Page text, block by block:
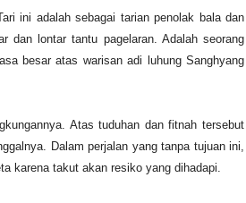
ini adalah sebagai tarian penolak bala dan
dan lontar tantu pagelaran. Adalah seorang
besar atas warisan adi luhung Sanghyang
Atas tuduhan dan fitnah tersebut
Dalam perjalan yang tanpa tujuan ini,
karena takut akan resiko yang dihadapi.